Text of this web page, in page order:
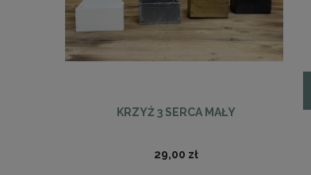
KRZYŻ 3 SERCA MAŁY
29,00 zł